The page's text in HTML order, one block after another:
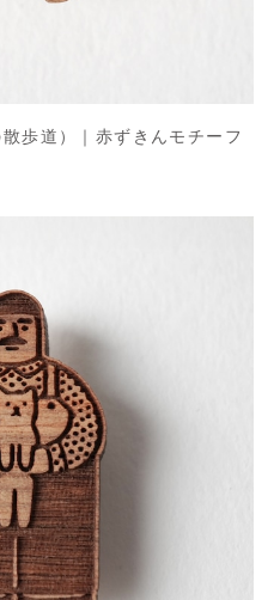
歩道）｜赤ずきんモチーフ